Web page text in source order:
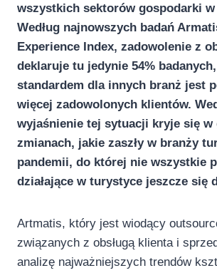
wszystkich sektorów gospodarki w
Według najnowszych badań
Experience Index, zadowolenie z
deklaruje tu jedynie 54%
standardem dla innych branż jest
więcej zadowolonych klientów.
wyjaśnienie tej sytuacji kryje się w
zmianach, jakie zaszły w branży
pandemii, do której nie wszystkie
działające w turystyce jeszcze się
Artmatis, który jest wiodący
związanych z obsługą klienta i
analizę najważniejszych trendów